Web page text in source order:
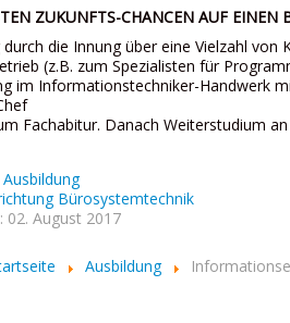
ZUKUNFTS-CHANCEN AUF EINEN
die Innung über eine Vielzahl von
(z.B. zum Spezialisten für
im Informationstechniker-Handwerk
Fachabitur. Danach Weiterstudium
Ausbildung
Bürosystemtechnik
02. August 2017
Ausbildung